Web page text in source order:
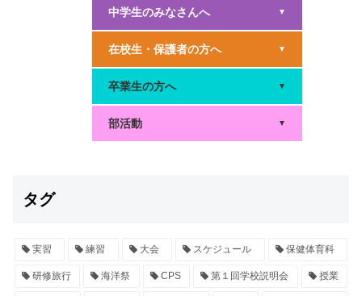
中学生のみなさんへ ▼
在校生・保護者の方へ ▼
卒業生の方へ ▼
部活動 ▼
タグ
実習 練習 大会 スケジュール 保健体育科
研修旅行 海洋祭 CPS 第１回学校説明会 授業